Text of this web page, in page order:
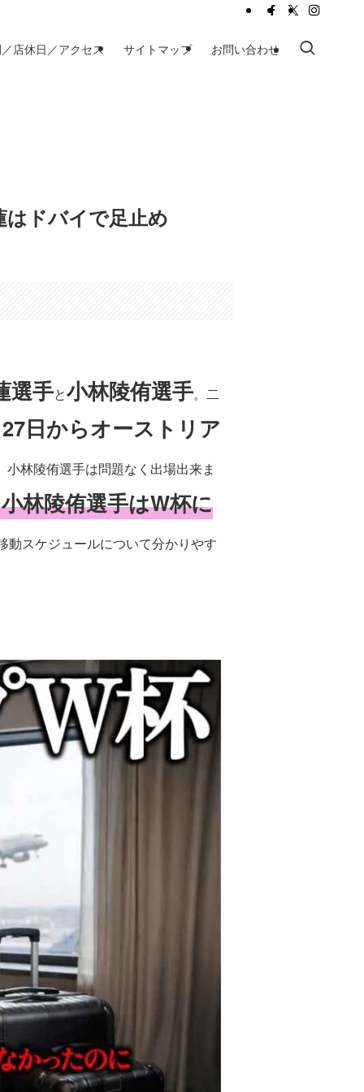
店休日／アクセス サイトマップ お問い合わせ
ドバイで足止め
選手と小林陵侑選手。二
日からオーストリア
林陵侑選手は問題なく出場出来ま
林陵侑選手はW杯に
動スケジュールについて分かりやす